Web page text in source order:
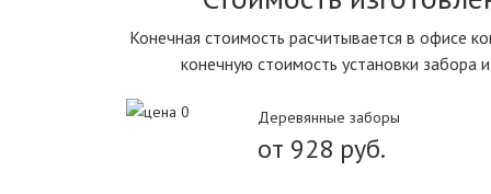
Конечная стоимость расчитывается в офисе
конечную стоимость установки
Деревянные заборы
от 928 руб.